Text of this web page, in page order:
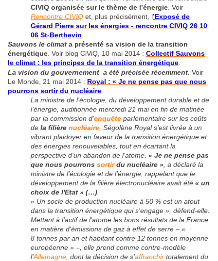
CIVIQ organisée sur le thème de l’énergie . Voir
Rencontre CIVIQ et, plus précisément, l’Exposé de
Gérard Pierre sur les énergies - rencontre CIVIQ 26 10
06 St-Berthevin
Sauvons le climat a présenté sa vision de la transition
énergétique . Voir blog CiViQ, 10 mai 2014 : Collectif Sauvons
le climat : les principes de la transition énergétique
La vision du gouvernement a été précisée récemment Voir
Le Monde, 21 mai 2014 : Royal : « Je ne pense pas que nous
pourrons sortir du nucléaire
La ministre de l’écologie, du développement durable et de
l’énergie, auditionnée mercredi 21 mai en fin de matinée
par la commission d'enquête parlementaire sur les coûts
dela filièrenucléaire , Ségolène Royal s'est livrée à un
vibrant plaidoyer en faveur de la transition énergétique et
des énergies renouvelables, tout en écartant la
perspective d'un abandon de l'atome.« Je ne pense pas
que nous pourrons sortir du nucléaire » , a déclaré la
ministre de l'écologie et de l'énergie, rappelant que le
développement de la filière électronucléaire avait été« un
choix de l'Etat » (…)
« Un socle de production nucléaire à 50 % est un atout
dans la transition énergétique qui s'engage » , défend-elle.
Mettant à l'actif de l'atome les bons résultats de la France
en matière d'émissions de gaz à effet de serre –«
8 tonnes par an et habitant contre 12 tonnes en moyenne
européenne » –, elle prend comme contre-modèle
l'Allemagne , dont la décision de s'affranchir totalement du